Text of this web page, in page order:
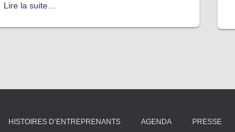
Lire la suite…
HISTOIRES D’ENTREPRENANTS AGENDA PRESSE